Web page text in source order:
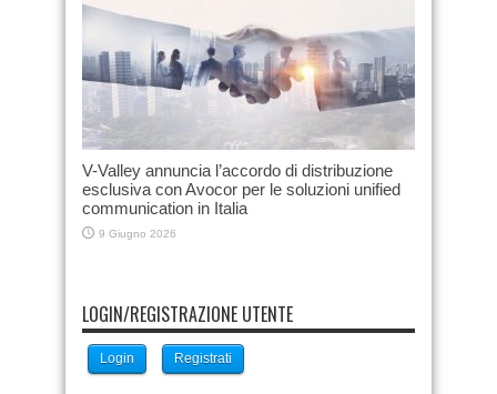
V-Valley annuncia l’accordo di distribuzione
esclusiva con Avocor per le soluzioni unified
communication in Italia
9 Giugno 2026
LOGIN/REGISTRAZIONE UTENTE
Login Registrati